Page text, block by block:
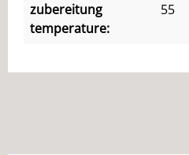
zubereitung
temperature:
55